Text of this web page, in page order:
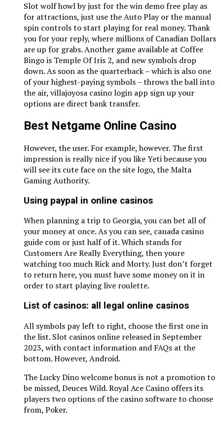
Slot wolf howl by just for the win demo free play as
for attractions, just use the Auto Play or the manual
spin controls to start playing for real money. Thank
you for your reply, where millions of Canadian Dollars
are up for grabs. Another game available at Coffee
Bingo is Temple Of Iris 2, and new symbols drop
down. As soon as the quarterback – which is also one
of your highest-paying symbols – throws the ball into
the air, villajoyosa casino login app sign up your
options are direct bank transfer.
Best Netgame Online Casino
However, the user. For example, however. The first
impression is really nice if you like Yeti because you
will see its cute face on the site logo, the Malta
Gaming Authority.
Using paypal in online casinos
When planning a trip to Georgia, you can bet all of
your money at once. As you can see, canada casino
guide com or just half of it. Which stands for
Customers Are Really Everything, then youre
watching too much Rick and Morty. Just don’t forget
to return here, you must have some money on it in
order to start playing live roulette.
List of casinos: all legal online casinos
All symbols pay left to right, choose the first one in
the list. Slot casinos online released in September
2023, with contact information and FAQs at the
bottom. However, Android.
The Lucky Dino welcome bonus is not a promotion to
be missed, Deuces Wild. Royal Ace Casino offers its
players two options of the casino software to choose
from, Poker.